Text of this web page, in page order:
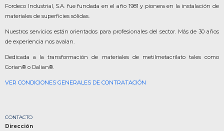
Fordeco Industrial, S.A. fue fundada en el año 1981 y pionera en la instalación de
materiales de superficies sólidas.
Nuestros servicios están orientados para profesionales del sector. Más de 30 años
de experiencia nos avalan.
Dedicada a la transformación de materiales de metilmetacrilato tales como
Corian® o Dalian®.
VER CONDICIONES GENERALES DE CONTRATACIÓN
CONTACTO
Dirección